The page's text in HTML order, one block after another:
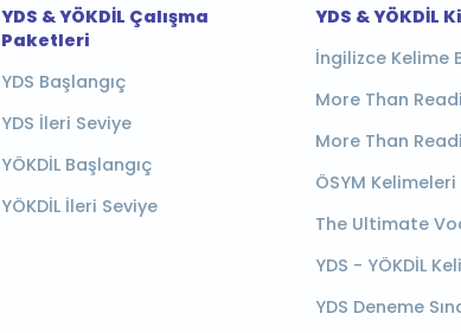
YDS & YÖKDİL Çalışma
Paketleri
YDS Başlangıç
YDS İleri Seviye
YÖKDİL Başlangıç
YÖKDİL İleri Seviye
YDS & YÖKDİL
İngilizce Kelime
More Than
More Than
ÖSYM Kelimeleri
The Ultimate
YDS - YÖKDİL
YDS Deneme